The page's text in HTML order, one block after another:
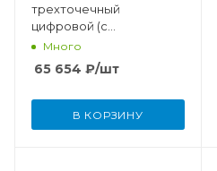
трехточечный
цифровой (с
установочным кольцом)
размерность 16-20 мм /
0,63-0,79"
Много
65 654 ₽/шт
В КОРЗИНУ